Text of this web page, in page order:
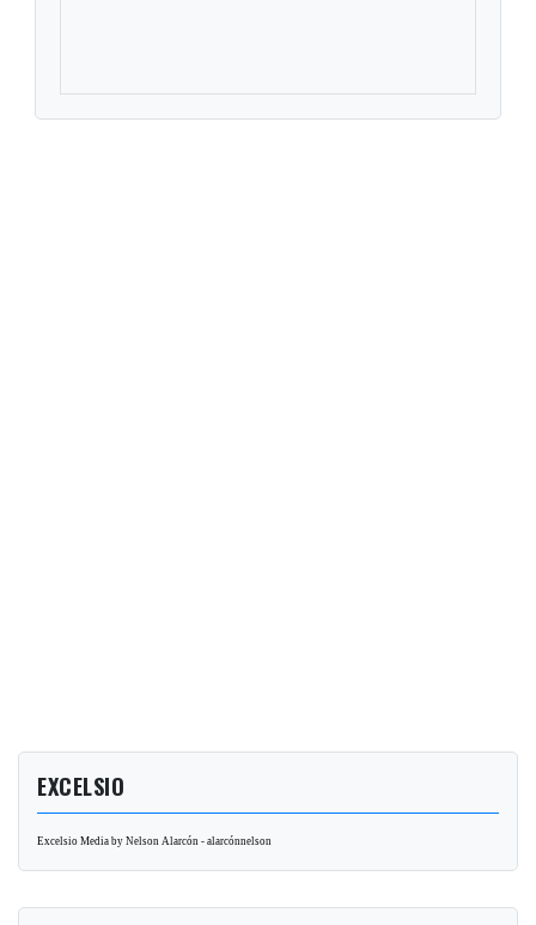
EXCELSIO
Excelsio Media by Nelson Alarcón - alarcónnelson